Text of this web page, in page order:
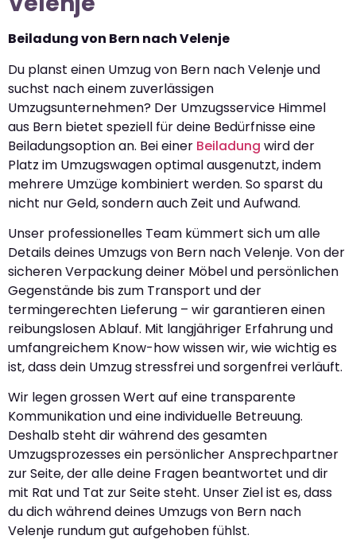
Beiladung von Bern nach Velenje
Du planst einen Umzug von Bern nach Velenje und
suchst nach einem zuverlässigen
Umzugsunternehmen? Der Umzugsservice Himmel
aus Bern bietet speziell für deine Bedürfnisse eine
Beiladungsoption an. Bei einer Beiladung wird der
Platz im Umzugswagen optimal ausgenutzt, indem
mehrere Umzüge kombiniert werden. So sparst du
nicht nur Geld, sondern auch Zeit und Aufwand.
Unser professionelles Team kümmert sich um alle
Details deines Umzugs von Bern nach Velenje. Von der
sicheren Verpackung deiner Möbel und persönlichen
Gegenstände bis zum Transport und der
termingerechten Lieferung – wir garantieren einen
reibungslosen Ablauf. Mit langjähriger Erfahrung und
umfangreichem Know-how wissen wir, wie wichtig es
ist, dass dein Umzug stressfrei und sorgenfrei verläuft.
Wir legen grossen Wert auf eine transparente
Kommunikation und eine individuelle Betreuung.
Deshalb steht dir während des gesamten
Umzugsprozesses ein persönlicher Ansprechpartner
zur Seite, der alle deine Fragen beantwortet und dir
mit Rat und Tat zur Seite steht. Unser Ziel ist es, dass
du dich während deines Umzugs von Bern nach
Velenje rundum gut aufgehoben fühlst.